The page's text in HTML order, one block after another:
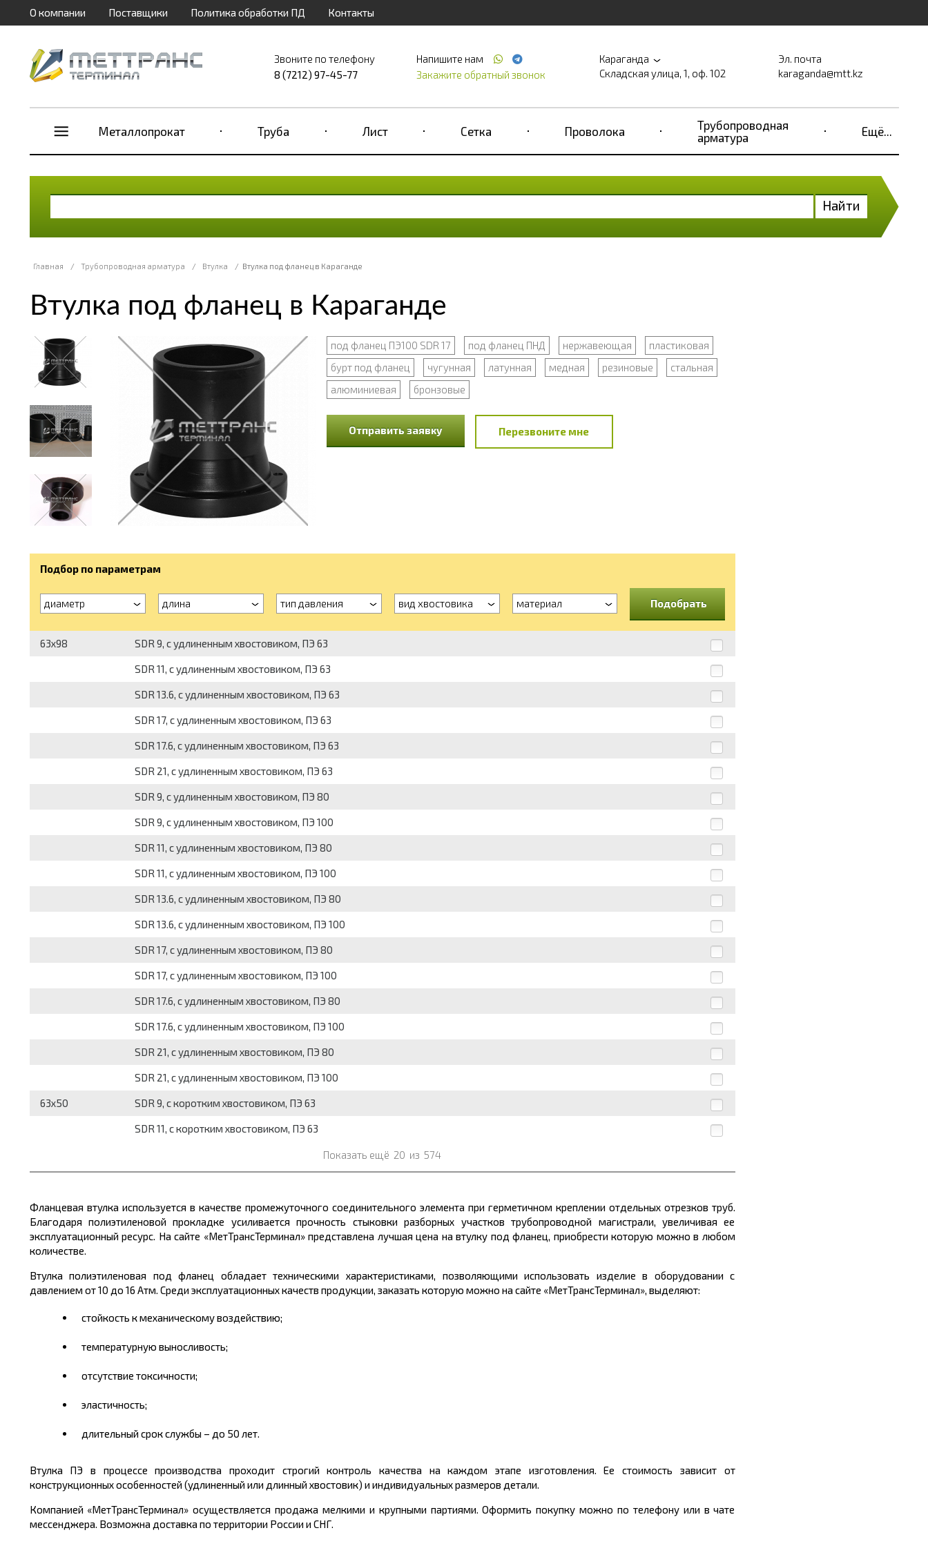
О компании Поставщики Политика обработки ПД Контакты
Звоните по телефону
8 (7212) 97-45-77
Напишите нам
Закажите обратный звонок
Караганда
Складская улица, 1, оф. 102
Эл. почта
karaganda@mtt.kz
Металлопрокат Труба Лист Сетка Проволока
Трубопроводная
арматура
Ещё...
Найти
Главная / Трубопроводная арматура / Втулка / Втулка под фланец в Караганде
Втулка под фланец в Караганде
под фланец ПЭ100 SDR 17 под фланец ПНД нержавеющая
пластиковая
бурт под фланец
чугунная латунная медная резиновые
стальная
алюминиевая
бронзовые
Отправить заявку Перезвоните мне
Подбор по параметрам
диаметр длина тип давления вид хвостовика материал Подобрать
63x98 SDR 9, с удлиненным хвостовиком, ПЭ 63
SDR 11, с удлиненным хвостовиком, ПЭ 63
SDR 13.6, с удлиненным хвостовиком, ПЭ 63
SDR 17, с удлиненным хвостовиком, ПЭ 63
SDR 17.6, с удлиненным хвостовиком, ПЭ 63
SDR 21, с удлиненным хвостовиком, ПЭ 63
SDR 9, с удлиненным хвостовиком, ПЭ 80
SDR 9, с удлиненным хвостовиком, ПЭ 100
SDR 11, с удлиненным хвостовиком, ПЭ 80
SDR 11, с удлиненным хвостовиком, ПЭ 100
SDR 13.6, с удлиненным хвостовиком, ПЭ 80
SDR 13.6, с удлиненным хвостовиком, ПЭ 100
SDR 17, с удлиненным хвостовиком, ПЭ 80
SDR 17, с удлиненным хвостовиком, ПЭ 100
SDR 17.6, с удлиненным хвостовиком, ПЭ 80
SDR 17.6, с удлиненным хвостовиком, ПЭ 100
SDR 21, с удлиненным хвостовиком, ПЭ 80
SDR 21, с удлиненным хвостовиком, ПЭ 100
63x50 SDR 9, с коротким хвостовиком, ПЭ 63
SDR 11, с коротким хвостовиком, ПЭ 63
Показать ещё 20 из 574
Фланцевая втулка используется в качестве промежуточного соединительного элемента при герметичном креплении отдельных отрезков труб.
Благодаря полиэтиленовой прокладке усиливается прочность стыковки разборных участков трубопроводной магистрали, увеличивая ее
эксплуатационный ресурс. На сайте «МетТрансТерминал» представлена лучшая цена на втулку под фланец, приобрести которую можно в любом
количестве.
Втулка полиэтиленовая под фланец обладает техническими характеристиками, позволяющими использовать изделие в оборудовании с
давлением от 10 до 16 Атм. Среди эксплуатационных качеств продукции, заказать которую можно на сайте «МетТрансТерминал», выделяют:
стойкость к механическому воздействию;
температурную выносливость;
отсутствие токсичности;
эластичность;
длительный срок службы – до 50 лет.
Втулка ПЭ в процессе производства проходит строгий контроль качества на каждом этапе изготовления. Ее стоимость зависит от
конструкционных особенностей (удлиненный или длинный хвостовик) и индивидуальных размеров детали.
Компанией «МетТрансТерминал» осуществляется продажа мелкими и крупными партиями. Оформить покупку можно по телефону или в чате
мессенджера. Возможна доставка по территории России и СНГ.